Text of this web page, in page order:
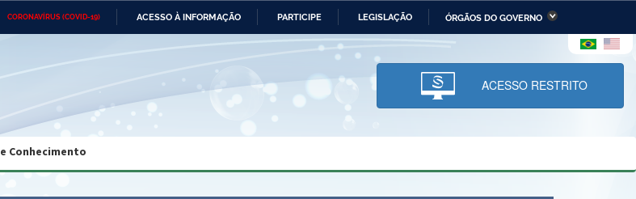
CORONAVÍRUS (COVID-19) ACESSO À INFORMAÇÃO PARTICIPE LEGISLAÇÃO ÓRGÃOS DO GOVERNO
Ministério das Relações Ministério da Economia Ministério da Infraestrutura
Ministério da Ciência,
Tecnologia, Inovações e
Comunicações
e dos Direitos Humanos
da União Banco Central do Brasil Planalto
ACESSO RESTRITO
Conhecimento